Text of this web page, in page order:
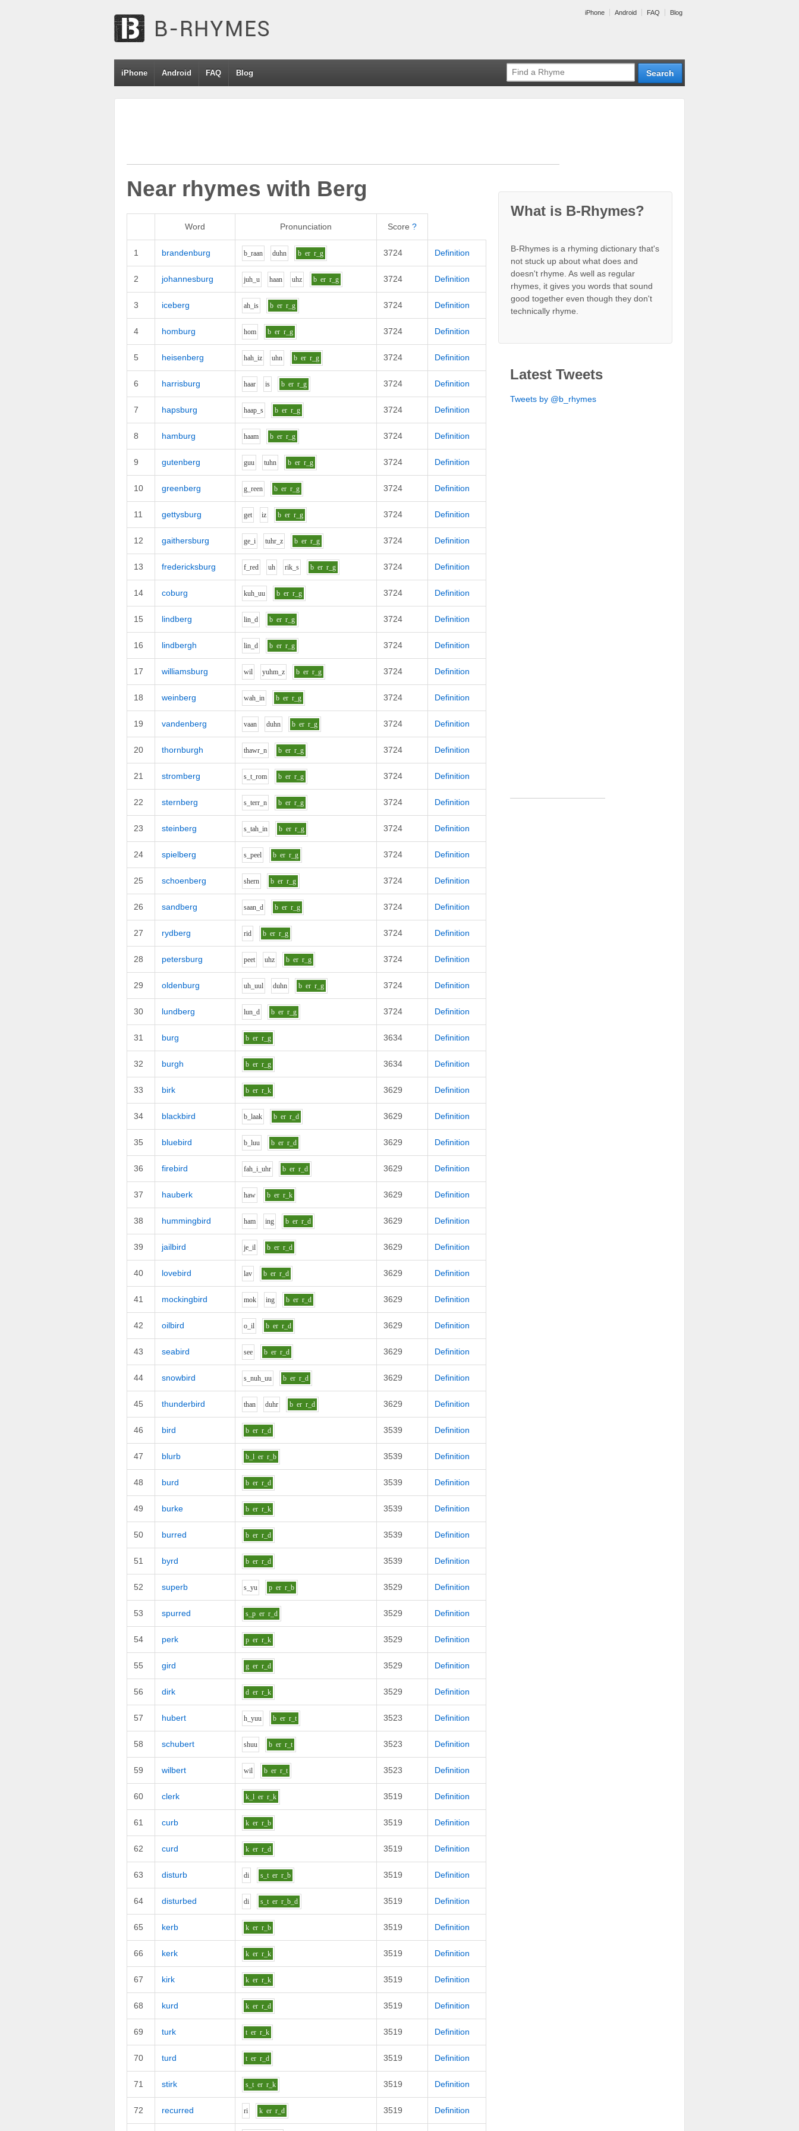
iPhone Android FAQ Blog
iPhone Android FAQ Blog
Near rhymes with Berg
Word Pronunciation Score ?
1 brandenburg b_raan duhn b er r_g 3724 Definition
2 johannesburg juh_u haan uhz b er r_g 3724 Definition
3 iceberg ah_is b er r_g 3724 Definition
4 homburg hom b er r_g 3724 Definition
5 heisenberg hah_iz uhn b er r_g 3724 Definition
6 harrisburg haar is b er r_g 3724 Definition
7 hapsburg haap_s b er r_g 3724 Definition
8 hamburg haam b er r_g 3724 Definition
9 gutenberg guu tuhn b er r_g 3724 Definition
10 greenberg g_reen b er r_g 3724 Definition
11 gettysburg get iz b er r_g 3724 Definition
12 gaithersburg ge_i tuhr_z b er r_g 3724 Definition
13 fredericksburg f_red uh rik_s b er r_g 3724 Definition
14 coburg kuh_uu b er r_g 3724 Definition
15 lindberg lin_d b er r_g 3724 Definition
16 lindbergh lin_d b er r_g 3724 Definition
17 williamsburg wil yuhm_z b er r_g 3724 Definition
18 weinberg wah_in b er r_g 3724 Definition
19 vandenberg vaan duhn b er r_g 3724 Definition
20 thornburgh thawr_n b er r_g 3724 Definition
21 stromberg s_t_rom b er r_g 3724 Definition
22 sternberg s_terr_n b er r_g 3724 Definition
23 steinberg s_tah_in b er r_g 3724 Definition
24 spielberg s_peel b er r_g 3724 Definition
25 schoenberg shern b er r_g 3724 Definition
26 sandberg saan_d b er r_g 3724 Definition
27 rydberg rid b er r_g 3724 Definition
28 petersburg peet uhz b er r_g 3724 Definition
29 oldenburg uh_uul duhn b er r_g 3724 Definition
30 lundberg lun_d b er r_g 3724 Definition
31 burg b er r_g 3634 Definition
32 burgh b er r_g 3634 Definition
33 birk b er r_k 3629 Definition
34 blackbird b_laak b er r_d 3629 Definition
35 bluebird b_luu b er r_d 3629 Definition
36 firebird fah_i_uhr b er r_d 3629 Definition
37 hauberk haw b er r_k 3629 Definition
38 hummingbird ham ing b er r_d 3629 Definition
39 jailbird je_il b er r_d 3629 Definition
40 lovebird lav b er r_d 3629 Definition
41 mockingbird mok ing b er r_d 3629 Definition
42 oilbird o_il b er r_d 3629 Definition
43 seabird see b er r_d 3629 Definition
44 snowbird s_nuh_uu b er r_d 3629 Definition
45 thunderbird than duhr b er r_d 3629 Definition
46 bird b er r_d 3539 Definition
47 blurb b_l er r_b 3539 Definition
48 burd b er r_d 3539 Definition
49 burke b er r_k 3539 Definition
50 burred b er r_d 3539 Definition
51 byrd b er r_d 3539 Definition
52 superb s_yu p er r_b 3529 Definition
53 spurred s_p er r_d 3529 Definition
54 perk p er r_k 3529 Definition
55 gird g er r_d 3529 Definition
56 dirk d er r_k 3529 Definition
57 hubert h_yuu b er r_t 3523 Definition
58 schubert shuu b er r_t 3523 Definition
59 wilbert wil b er r_t 3523 Definition
60 clerk k_l er r_k 3519 Definition
61 curb k er r_b 3519 Definition
62 curd k er r_d 3519 Definition
63 disturb di s_t er r_b 3519 Definition
64 disturbed di s_t er r_b_d 3519 Definition
65 kerb k er r_b 3519 Definition
66 kerk k er r_k 3519 Definition
67 kirk k er r_k 3519 Definition
68 kurd k er r_d 3519 Definition
69 turk t er r_k 3519 Definition
70 turd t er r_d 3519 Definition
71 stirk s_t er r_k 3519 Definition
72 recurred ri k er r_d 3519 Definition
What is B-Rhymes?
B-Rhymes is a rhyming dictionary that's
not stuck up about what does and
doesn't rhyme. As well as regular
rhymes, it gives you words that sound
good together even though they don't
technically rhyme.
Latest Tweets
Tweets by @b_rhymes